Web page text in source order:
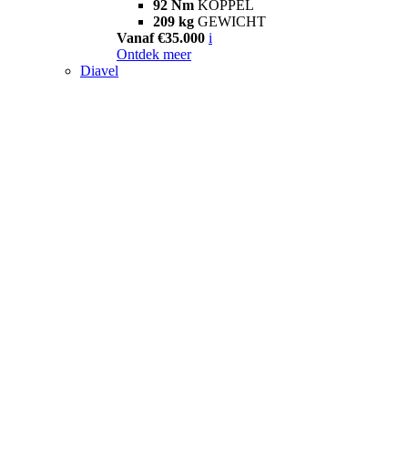
92 Nm KOPPEL
209 kg GEWICHT
Vanaf €35.000 i
Ontdek meer
Diavel